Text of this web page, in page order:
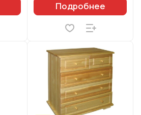
Подробнее